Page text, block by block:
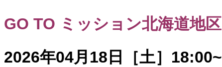
GO TO ミッション北海道地区
2026年04月18日［土］18:00~